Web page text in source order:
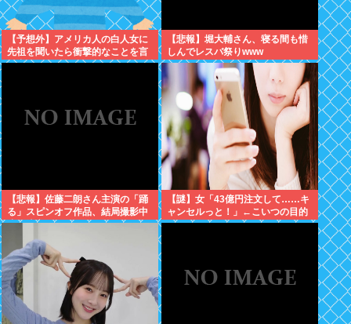
【予想外】アメリカ人の白人女に
先祖を聞いたら衝撃的なことを言
い出した
【悲報】堀大輔さん、寝る間も惜
しんでレスバ祭りwww
【悲報】佐藤二朗さん主演の「踊
る」スピンオフ作品、結局撮影中
止が決定www
【謎】女「43億円注文して……キ
ャンセルっと！」←こいつの目的
ｗ